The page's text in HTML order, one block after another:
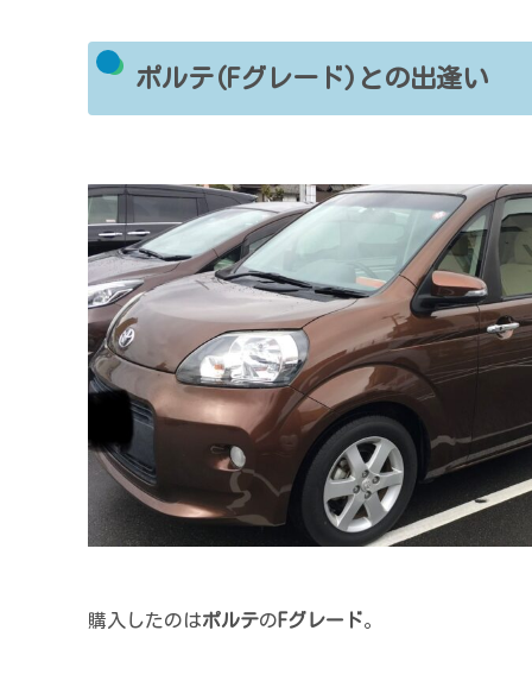
ポルテ(Fグレード)との出逢い
購入したのはポルテのFグレード。